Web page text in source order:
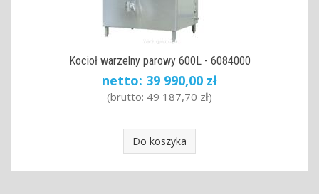
Kocioł warzelny parowy 600L - 6084000
netto: 39 990,00 zł
(brutto: 49 187,70 zł)
Do koszyka